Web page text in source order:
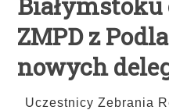
ZMPD z
nowych
Uczestnicy Zebrania